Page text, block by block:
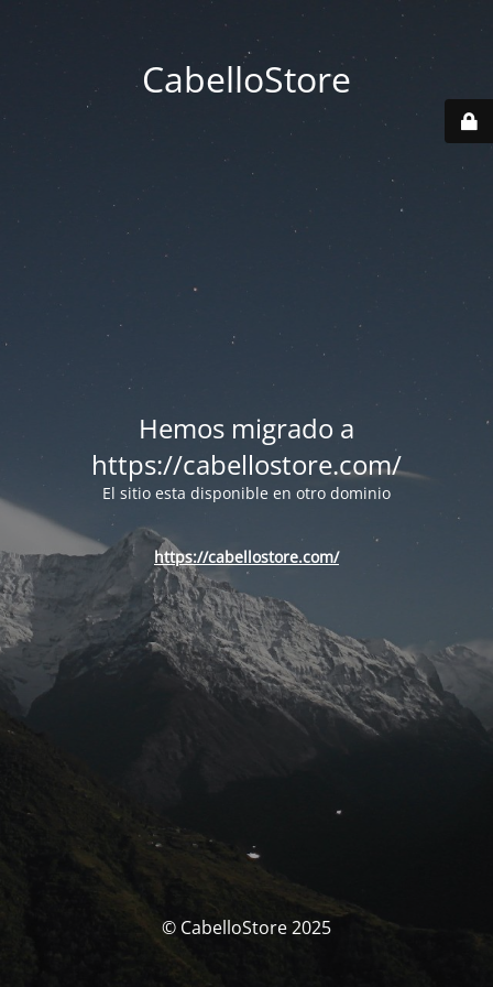
CabelloStore
Hemos migrado a
https://cabellostore.com/
El sitio esta disponible en otro dominio
https://cabellostore.com/
© CabelloStore 2025